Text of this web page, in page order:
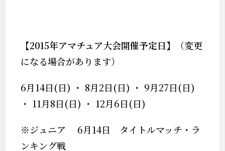
【2015年アマチュア大会開催予定日】
（変更
になる場合があります）
6月14日(日) ・ 8月2日(日) ・ 9月27日(日)
・ 11月8日(日) ・ 12月6日(日)
※ジュニア 6月14日 タイトルマッチ・ラ
ンキング戦